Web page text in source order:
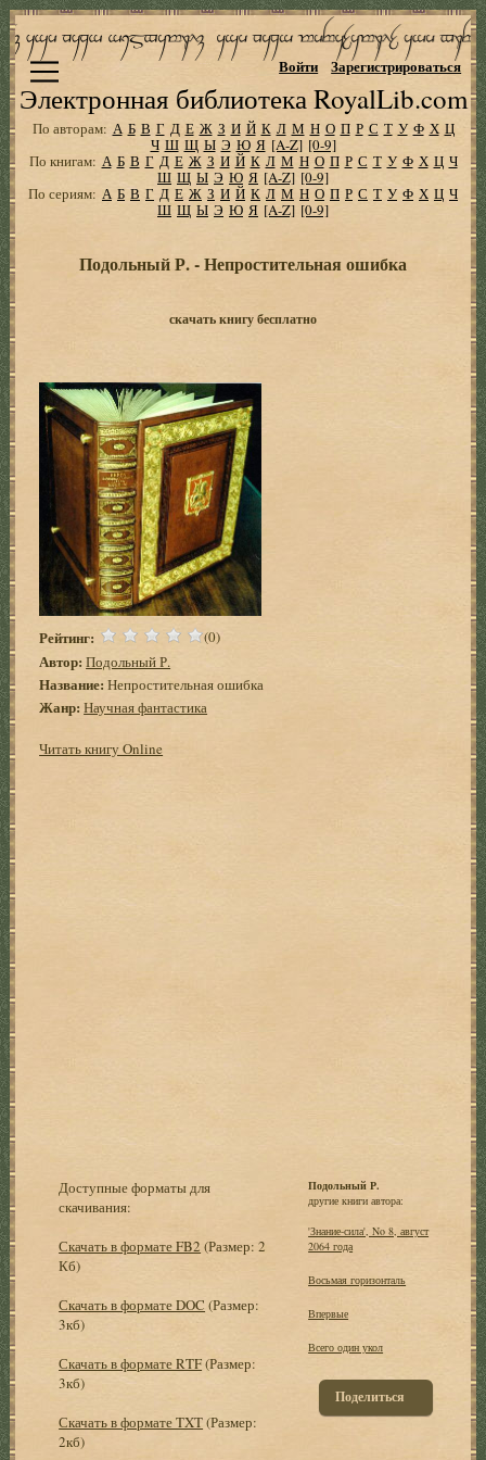
Электронная библиотека RoyalLib.com
Войти Зарегистрироваться
По авторам: А Б В Г Д Е Ж З И Й К Л М Н О П Р С Т У Ф Х Ц
Ч Ш Щ Ы Э Ю Я [A-Z] [0-9]
По книгам: А Б В Г Д Е Ж З И Й К Л М Н О П Р С Т У Ф Х Ц Ч
Ш Щ Ы Э Ю Я [A-Z] [0-9]
По сериям: А Б В Г Д Е Ж З И Й К Л М Н О П Р С Т У Ф Х Ц Ч
Ш Щ Ы Э Ю Я [A-Z] [0-9]
Подольный Р. - Непростительная ошибка
скачать книгу бесплатно
Рейтинг: (0)
Автор: Подольный Р.
Название: Непростительная ошибка
Жанр: Научная фантастика
Читать книгу Online
Доступные форматы для
скачивания:
Скачать в формате FB2 (Размер: 2
Кб)
Скачать в формате DOC (Размер:
3кб)
Скачать в формате RTF(Размер:
3кб)
Скачать в формате TXT(Размер:
2кб)
Подольный Р.
другие книги автора:
'Знание-сила', No 8, август
2064 года
Восьмая горизонталь
Впервые
Всего один укол
Поделиться